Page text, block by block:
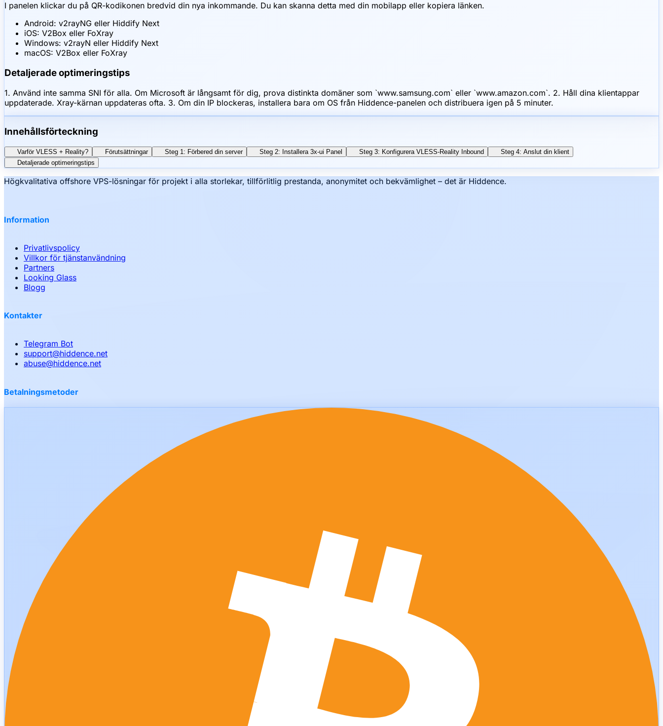
I panelen klickar du på QR-kodikonen bredvid din nya inkommande. Du kan skanna detta med din mobilapp eller kopiera länken.
Android: v2rayNG eller Hiddify Next
iOS: V2Box eller FoXray
Windows: v2rayN eller Hiddify Next
macOS: V2Box eller FoXray
Detaljerade optimeringstips
1. Använd inte samma SNI för alla. Om Microsoft är långsamt för dig, prova distinkta domäner som `www.samsung.com` eller `www.amazon.com`. 2. Håll dina klientappar
uppdaterade. Xray-kärnan uppdateras ofta. 3. Om din IP blockeras, installera bara om OS från Hiddence-panelen och distribuera igen på 5 minuter.
Innehållsförteckning
Varför VLESS + Reality? Förutsättningar Steg 1: Förbered din server Steg 2: Installera 3x-ui Panel Steg 3: Konfigurera VLESS-Reality Inbound
Steg 4: Anslut din klient
Detaljerade optimeringstips
Högkvalitativa offshore VPS-lösningar för projekt i alla storlekar, tillförlitlig prestanda, anonymitet och bekvämlighet – det är Hiddence.
Information
Privatlivspolicy
Villkor för tjänstanvändning
Partners
Looking Glass
Blogg
Kontakter
Telegram Bot
support@hiddence.net
abuse@hiddence.net
Betalningsmetoder